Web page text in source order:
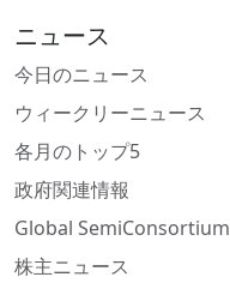
ニュース
今日のニュース
ウィークリーニュース
各月のトップ5
政府関連情報
Global SemiConsortium
株主ニュース